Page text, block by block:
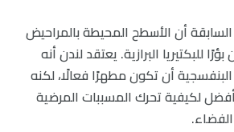
أن الأسطح المحيطة بالمراحيض
للبكتيريا البرازية. يعتقد لندن أنه
أن تكون مطهرًا فعالًا، لكنه
لكيفية تحرك المسببات المرضية